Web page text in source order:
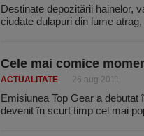
Destinate depozitării hainelor,
ciudate dulapuri din lume
Cele mai comice
ACTUALITATE 26 aug 2011
Emisiunea Top Gear a
devenit în scurt timp cel mai